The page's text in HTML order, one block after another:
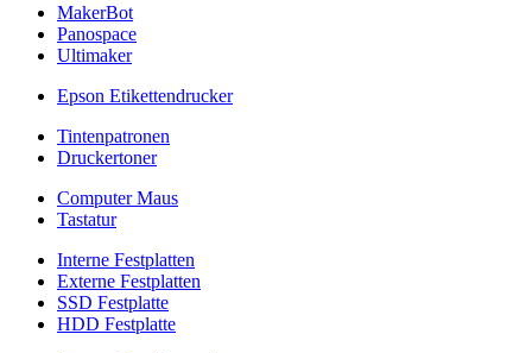
MakerBot
Panospace
Ultimaker
Epson Etikettendrucker
Tintenpatronen
Druckertoner
Computer Maus
Tastatur
Interne Festplatten
Externe Festplatten
SSD Festplatte
HDD Festplatte